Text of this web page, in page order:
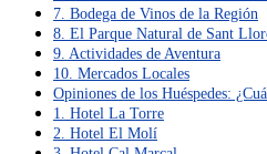
7. Bodega de Vinos de la Región
8. El Parque Natural de Sant
9. Actividades de Aventura
10. Mercados Locales
Opiniones de los Huéspedes:
1. Hotel La Torre
2. Hotel El Molí